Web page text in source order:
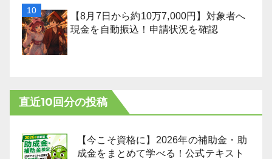
【8月7日から約10万7,000円】対象者へ
現金を自動振込！申請状況を確認
直近10回分の投稿
【今こそ資格に】2026年の補助金・助
成金をまとめて学べる！公式テキスト